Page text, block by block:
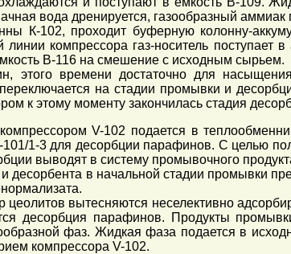
вода дренируется, газообразный аммиак
К-102, проходит буферную колонну-
линии компрессора газ-носитель
В-116 на смешение с исходным сырьем.
этого времени достаточно для
на стадии промывки и
к этому моменту закончилась стадия
V-102 подается в
101/1-3 для десорбции парафинов. С целью
выводят в систему промывочного
десорбента в начальной стадии промывки
цеолитов вытесняются неселективно
десорбция парафинов. Продукты
фаз. Жидкая фаза подается в
компрессора V-102.